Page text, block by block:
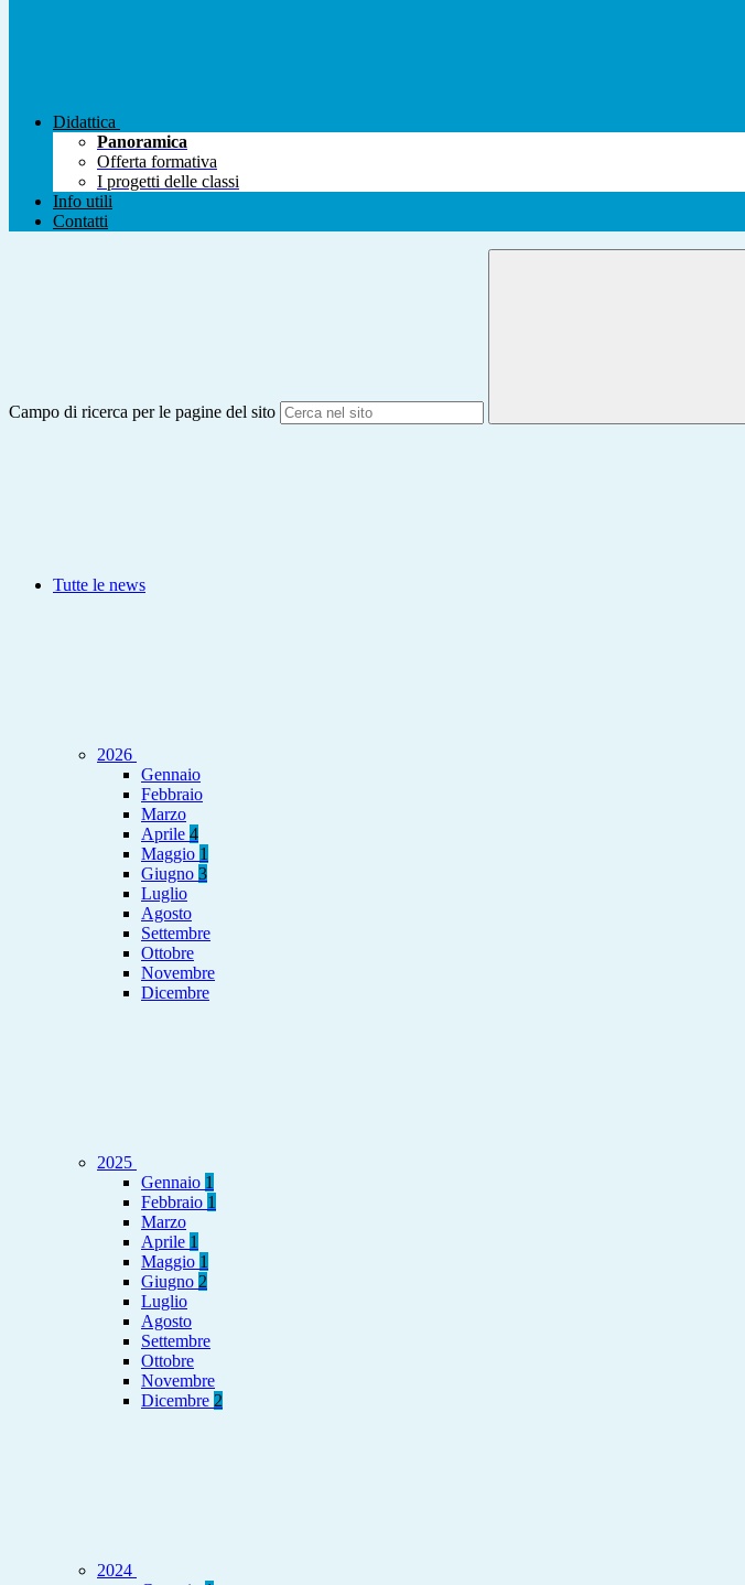
Didattica
Panoramica
Offerta formativa
I progetti delle classi
Info utili
Contatti
Campo di ricerca per le pagine del sito
Tutte le news
2026
Gennaio
Febbraio
Marzo
Aprile 4
Maggio 1
Giugno 3
Luglio
Agosto
Settembre
Ottobre
Novembre
Dicembre
2025
Gennaio 1
Febbraio 1
Marzo
Aprile 1
Maggio 1
Giugno 2
Luglio
Agosto
Settembre
Ottobre
Novembre
Dicembre 2
2024